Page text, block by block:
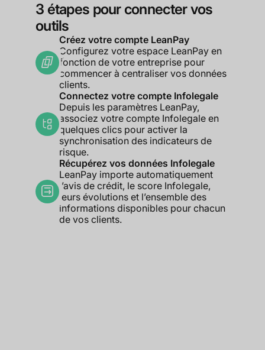
3 étapes pour connecter vos
outils
Créez votre compte LeanPay
Configurez votre espace LeanPay en
fonction de votre entreprise pour
commencer à centraliser vos données
clients.
Connectez votre compte Infolegale
Depuis les paramètres LeanPay,
associez votre compte Infolegale en
quelques clics pour activer la
synchronisation des indicateurs de
risque.
Récupérez vos données Infolegale
LeanPay importe automatiquement
l’avis de crédit, le score Infolegale,
leurs évolutions et l’ensemble des
informations disponibles pour chacun
de vos clients.